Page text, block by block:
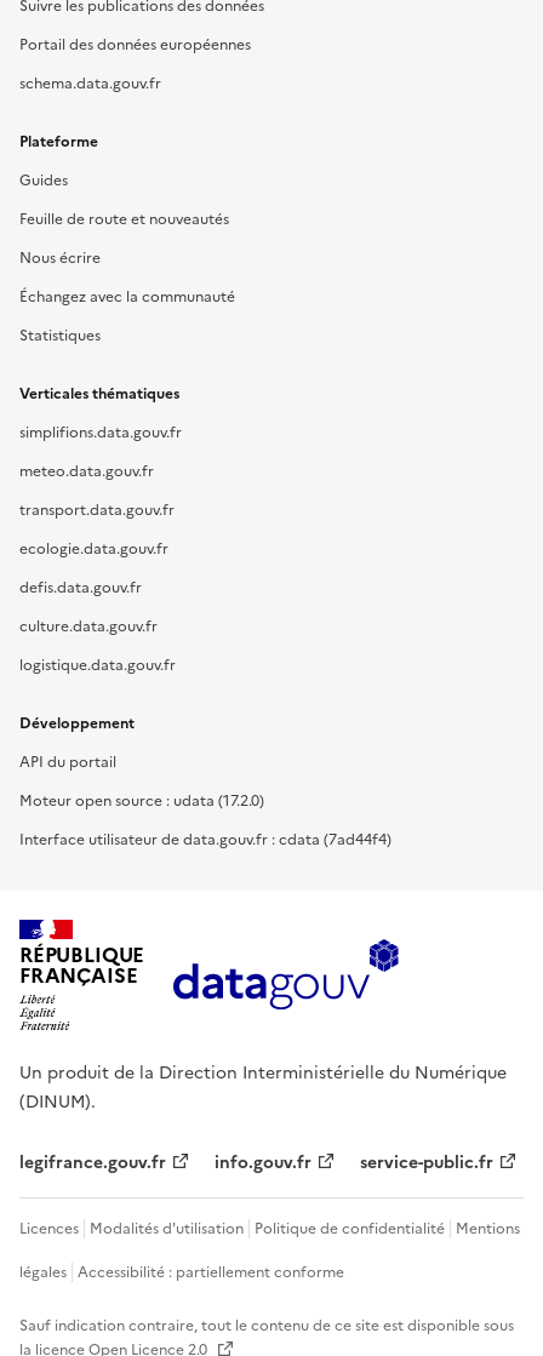
Suivre les publications des données
Portail des données européennes
schema.data.gouv.fr
Plateforme
Guides
Feuille de route et nouveautés
Nous écrire
Échangez avec la communauté
Statistiques
Verticales thématiques
simplifions.data.gouv.fr
meteo.data.gouv.fr
transport.data.gouv.fr
ecologie.data.gouv.fr
defis.data.gouv.fr
culture.data.gouv.fr
logistique.data.gouv.fr
Développement
API du portail
Moteur open source : udata (17.2.0)
Interface utilisateur de data.gouv.fr : cdata (7ad44f4)
RÉPUBLIQUE
FRANÇAISE
Un produit de la Direction Interministérielle du Numérique
(DINUM).
legifrance.gouv.fr info.gouv.fr service-public.fr
Licences Modalités d'utilisation Politique de confidentialité Mentions
légales Accessibilité : partiellement conforme
Sauf indication contraire, tout le contenu de ce site est disponible sous
la licenceOpen Licence 2.0